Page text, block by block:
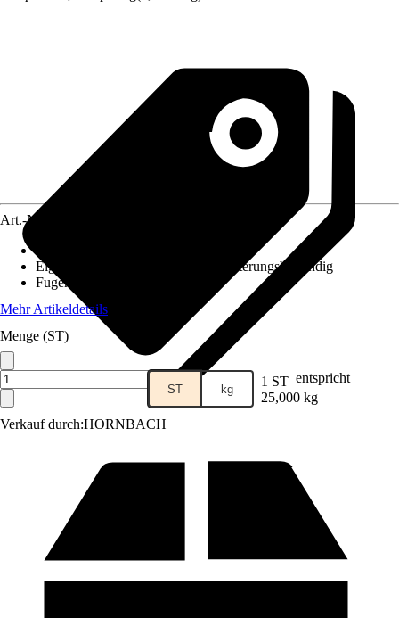
Verkauf durch:HORNBACH
Art.-Nr.
Eigenschaft
Wasserdurchlässig, Witterungsbeständig
Fugenbreite
Mehr Artikeldetails
Menge (ST)
ST kg 1 ST entspricht
25,000 kg